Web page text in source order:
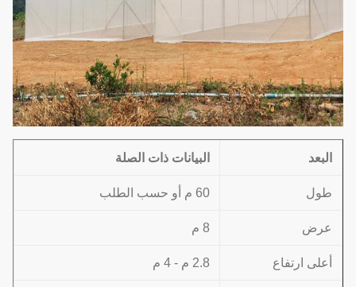
البعد البيانات ذات الصلة
طول 60 م أو حسب الطلب
عرض 8 م
أعلى ارتفاع 2.8 م - 4 م